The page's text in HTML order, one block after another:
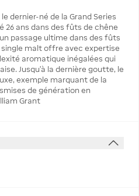
dernier-né de la Grand Series
26 ans dans des fûts de chêne
passage ultime dans des fûts
malt offre avec expertise
aromatique inégalées qui
Jusqu'à la dernière goutte, le
exemple marquant de la
de génération en
Grant